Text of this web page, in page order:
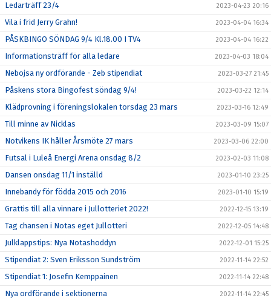
Ledarträff 23/4 2023-04-23 20:16
Vila i frid Jerry Grahn! 2023-04-04 16:34
PÅSKBINGO SÖNDAG 9/4 Kl.18.00 I TV4 2023-04-04 16:22
Informationsträff för alla ledare 2023-04-03 18:04
Nebojsa ny ordförande - Zeb stipendiat 2023-03-27 21:45
Påskens stora Bingofest söndag 9/4! 2023-03-22 12:14
Klädprovning i föreningslokalen torsdag 23 mars 2023-03-16 12:49
Till minne av Nicklas 2023-03-09 15:07
Notvikens IK håller Årsmöte 27 mars 2023-03-06 22:00
Futsal i Luleå Energi Arena onsdag 8/2 2023-02-03 11:08
Dansen onsdag 11/1 inställd 2023-01-10 23:25
Innebandy för födda 2015 och 2016 2023-01-10 15:19
Grattis till alla vinnare i Jullotteriet 2022! 2022-12-15 13:19
Tag chansen i Notas eget Jullotteri 2022-12-05 14:48
Julklappstips: Nya Notashoddyn 2022-12-01 15:25
Stipendiat 2: Sven Eriksson Sundström 2022-11-14 22:52
Stipendiat 1: Josefin Kemppainen 2022-11-14 22:48
Nya ordförande i sektionerna 2022-11-14 22:45